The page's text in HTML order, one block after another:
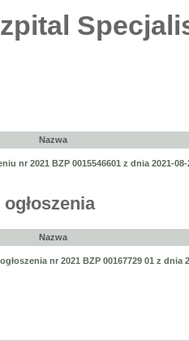
Nazwa
nr 2021 BZP 0015546601 z dnia 2021-08-
Nazwa
nr 2021 BZP 00167729 01 z dnia